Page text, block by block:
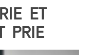
ET
PRIE